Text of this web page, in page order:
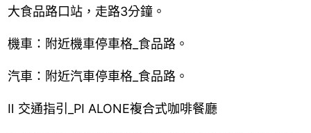
大食品路口站，走路3分鐘。
機車：附近機車停車格_食品路。
汽車：附近汽車停車格_食品路。
Ⅱ 交通指引_PI ALONE複合式咖啡餐廳